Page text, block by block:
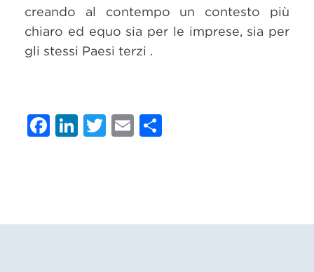
creando al contempo un contesto più
chiaro ed equo sia per le imprese, sia per
gli stessi Paesi terzi .
Facebook
LinkedIn
Twitter
Email